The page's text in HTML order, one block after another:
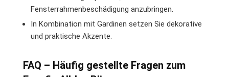
Fensterrahmenbeschädigung anzubringen.
In Kombination mit Gardinen setzen Sie dekorative
und praktische Akzente.
FAQ – Häufig gestellte Fragen zum